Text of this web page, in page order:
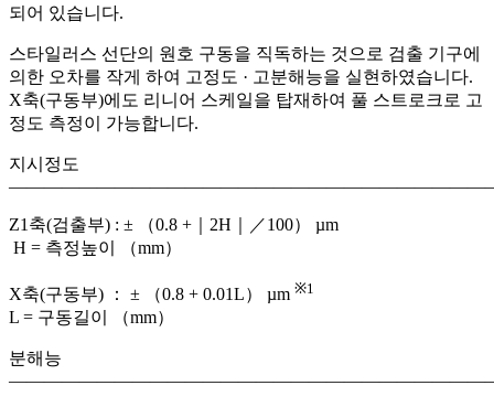
되어 있습니다.
스타일러스 선단의 원호 구동을 직독하는 것으로 검출 기구에
의한 오차를 작게 하여 고정도 · 고분해능을 실현하였습니다.
X축(구동부)에도 리니어 스케일을 탑재하여 풀 스트로크로 고
정도 측정이 가능합니다.
지시정도
Z1축(검출부) : ± （0.8 +｜2H｜／100） µm
H = 측정높이 （mm）
X축(구동부) ： ± （0.8 + 0.01L） µm ※1
L = 구동길이 （mm）
분해능